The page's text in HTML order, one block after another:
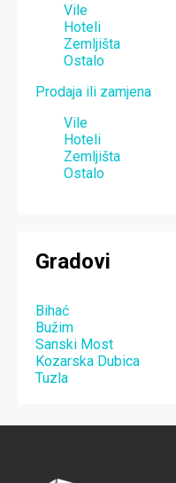
Vile
Hoteli
Zemljišta
Ostalo
Prodaja ili zamjena
Vile
Hoteli
Zemljišta
Ostalo
Gradovi
Bihać
Bužim
Sanski Most
Kozarska Dubica
Tuzla